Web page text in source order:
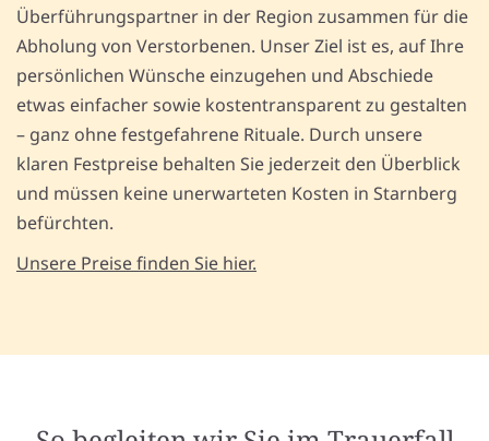
Überführungspartner in der Region zusammen für die
Abholung von Verstorbenen. Unser Ziel ist es, auf Ihre
persönlichen Wünsche einzugehen und Abschiede
etwas einfacher sowie kostentransparent zu gestalten
– ganz ohne festgefahrene Rituale. Durch unsere
klaren Festpreise behalten Sie jederzeit den Überblick
und müssen keine unerwarteten Kosten in Starnberg
befürchten.
Unsere Preise finden Sie hier.